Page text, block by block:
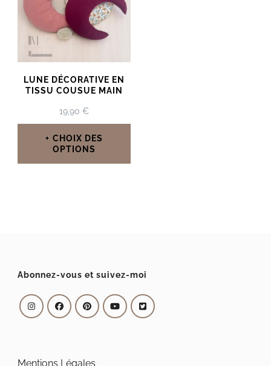
LUNE DÉCORATIVE EN
TISSU COUSUE MAIN
19,90€
CHOIX DES
OPTIONS
Les
options
peuvent
Abonnez-vous et suivez-moi
Mentions Légales